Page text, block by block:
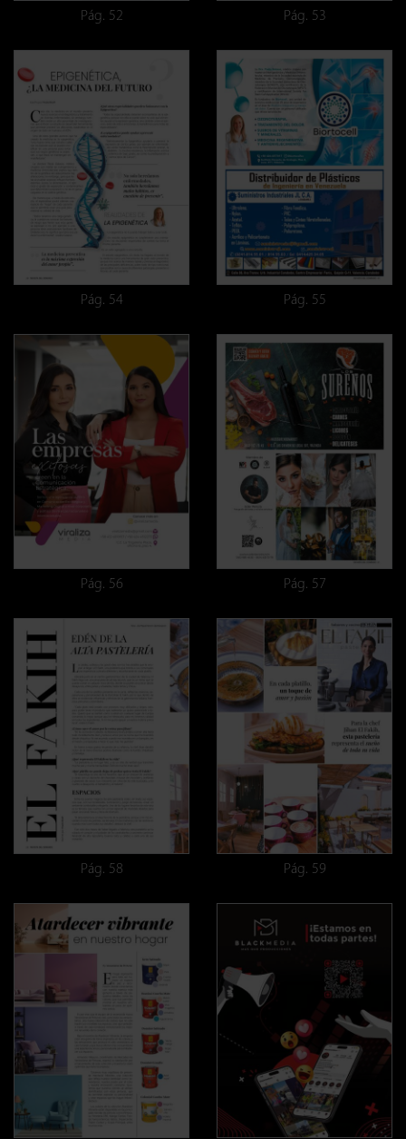
Pág. 52 Pág. 53
Pág. 54 Pág. 55
Pág. 56 Pág. 57
Pág. 58 Pág. 59